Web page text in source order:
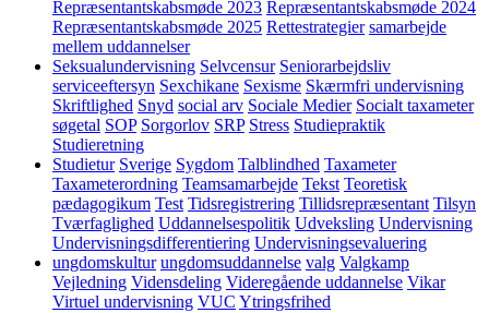
Repræsentantskabsmøde 2023 Repræsentantskabsmøde 2024
Repræsentantskabsmøde 2025 Rettestrategier samarbejde
mellem uddannelser
Seksualundervisning Selvcensur Seniorarbejdsliv
serviceeftersyn Sexchikane Sexisme Skærmfri undervisning
Skriftlighed Snyd social arv Sociale Medier Socialt taxameter
søgetal SOP Sorgorlov SRP Stress Studiepraktik
Studieretning
Studietur Sverige Sygdom Talblindhed Taxameter
Taxameterordning Teamsamarbejde Tekst Teoretisk
pædagogikum Test Tidsregistrering Tillidsrepræsentant Tilsyn
Tværfaglighed Uddannelsespolitik Udveksling Undervisning
Undervisningsdifferentiering Undervisningsevaluering
ungdomskultur ungdomsuddannelse valg Valgkamp
Vejledning Vidensdeling Videregående uddannelse Vikar
Virtuel undervisning VUC Ytringsfrihed